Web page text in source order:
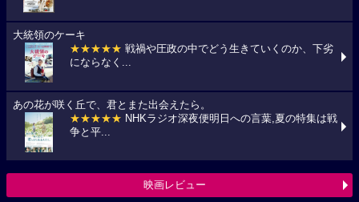
大統領のケーキ
★★★★★ 戦禍や圧政の中でどう生きていくのか、下劣
にならなく...
あの花が咲く丘で、君とまた出会えたら。
★★★★★ NHKラジオ深夜便明日への言葉,夏の特集は戦
争と平...
映画レビュー